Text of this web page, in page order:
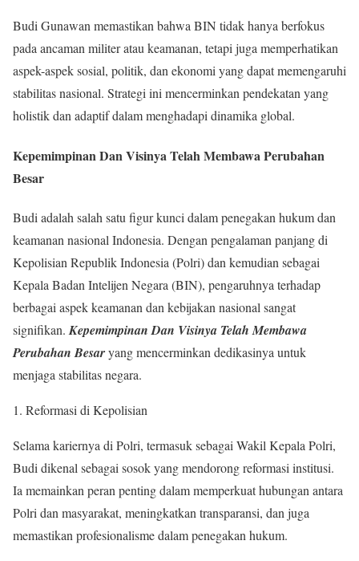
Budi Gunawan memastikan bahwa BIN tidak hanya berfokus
pada ancaman militer atau keamanan, tetapi juga memperhatikan
aspek-aspek sosial, politik, dan ekonomi yang dapat memengaruhi
stabilitas nasional. Strategi ini mencerminkan pendekatan yang
holistik dan adaptif dalam menghadapi dinamika global.
Kepemimpinan Dan Visinya Telah Membawa Perubahan
Besar
Budi adalah salah satu figur kunci dalam penegakan hukum dan
keamanan nasional Indonesia. Dengan pengalaman panjang di
Kepolisian Republik Indonesia (Polri) dan kemudian sebagai
Kepala Badan Intelijen Negara (BIN), pengaruhnya terhadap
berbagai aspek keamanan dan kebijakan nasional sangat
signifikan. Kepemimpinan Dan Visinya Telah Membawa
Perubahan Besaryang mencerminkan dedikasinya untuk
menjaga stabilitas negara.
Reformasi di Kepolisian
Selama kariernya di Polri, termasuk sebagai Wakil Kepala Polri,
Budi dikenal sebagai sosok yang mendorong reformasi institusi.
Ia memainkan peran penting dalam memperkuat hubungan antara
Polri dan masyarakat, meningkatkan transparansi, dan juga
memastikan profesionalisme dalam penegakan hukum.